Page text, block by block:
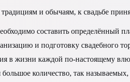
и обычаям, к свадьбе
составить определённый
и подготовку свадебного
в жизни каждой по-настоящему
большое количество, так